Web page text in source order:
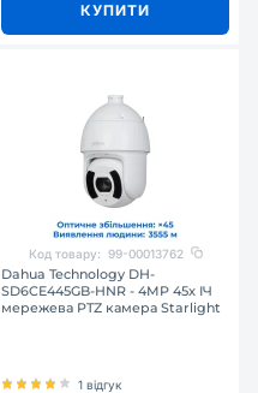
КУПИТИ
Код товару: 99-00013762
Dahua Technology DH-
SD6CE445GB-HNR - 4MP 45x ІЧ
мережева PTZ камера Starlight
1 відгук